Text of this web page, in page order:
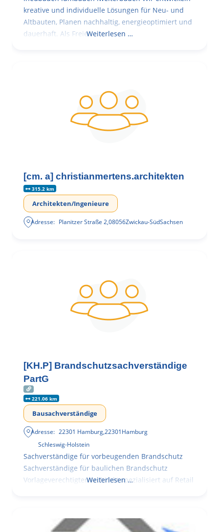
kreative und individuelle Lösungen für Neu- und
Altbauten, Planen nachhaltig, energieoptimiert und
dauerhaft. Als FreieWeiterlesen …
[cm. a] christianmertens.architekten
315.2 km
Architekten/Ingenieure
Adresse: Planitzer Straße 2,08056Zwickau-SüdSachsen
[KH.P] Brandschutzsachverständige
PartG
221.06 km
Bausachverständige
Adresse: 22301 Hamburg,22301Hamburg
Schleswig-Holstein
Sachverständige für vorbeugenden Brandschutz
Sachverständige für baulichen Brandschutz
Vorlageverechtigter Architekt spezialisiert auf Retail
Weiterlesen …